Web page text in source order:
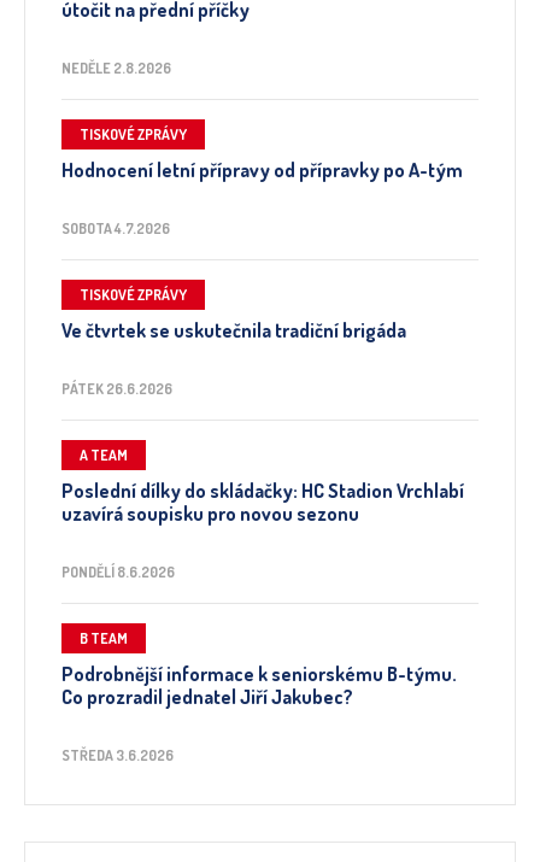
útočit na přední příčky
NEDĚLE 2.8.2026
TISKOVÉ ZPRÁVY
Hodnocení letní přípravy od přípravky po A-tým
SOBOTA 4.7.2026
TISKOVÉ ZPRÁVY
Ve čtvrtek se uskutečnila tradiční brigáda
PÁTEK 26.6.2026
A TEAM
Poslední dílky do skládačky: HC Stadion Vrchlabí
uzavírá soupisku pro novou sezonu
PONDĚLÍ 8.6.2026
B TEAM
Podrobnější informace k seniorskému B-týmu.
Co prozradil jednatel Jiří Jakubec?
STŘEDA 3.6.2026